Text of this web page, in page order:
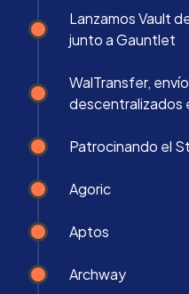
Lanzamos Vault
junto a Gauntlet
WalTransfer,
descentralizados
Patrocinando el
Agoric
Aptos
Archway